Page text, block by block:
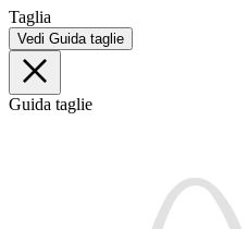
Taglia
Vedi Guida taglie
Guida taglie